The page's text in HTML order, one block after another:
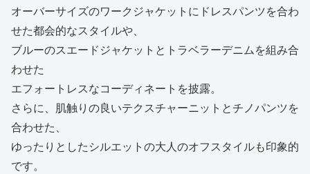
オーバーサイズのワークジャケットにドレスパンツを合わ
せた都会的なスタイルや、
ブルーのスエードジャケットとトラベラーデニムを組み合
わせた
エフォートレスなコーディネートを披露。
さらに、肌触りの良いテクスチャーニットとチノパンツを
合わせた、
ゆったりとしたシルエットの大人のオフスタイルも印象的
です。